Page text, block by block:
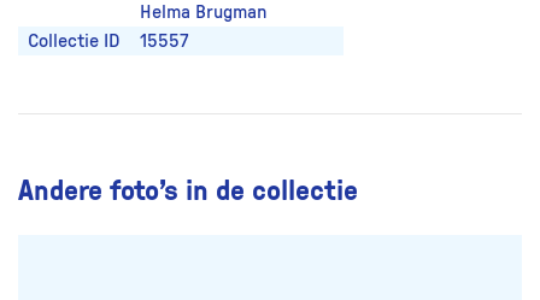
Helma Brugman
Collectie ID
15557
Andere foto’s in de collectie